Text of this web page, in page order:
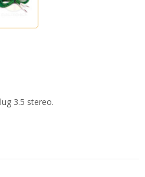
3.5 stereo.